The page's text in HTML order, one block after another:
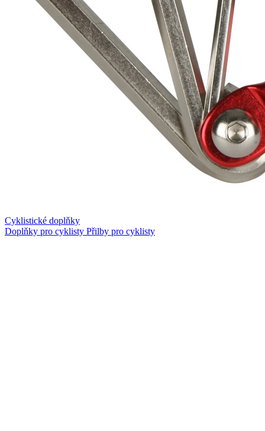
Cyklistické doplňky
Doplňky pro cyklisty Přilby pro cyklisty